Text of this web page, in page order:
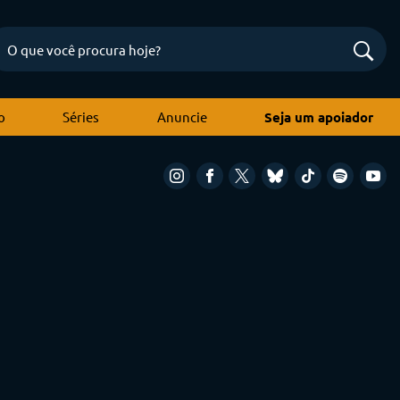
Séries Anuncie Seja um apoiador